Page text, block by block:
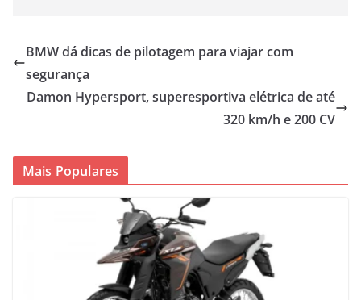
BMW dá dicas de pilotagem para viajar com
segurança
Damon Hypersport, superesportiva elétrica de até
320 km/h e 200 CV
Mais Populares